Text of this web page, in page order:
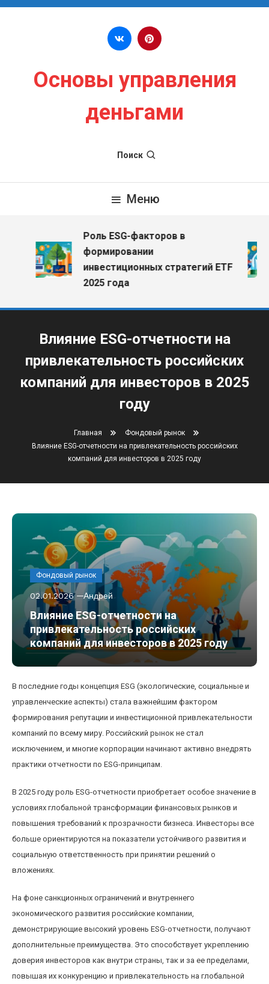
Перейти к содержимому
Основы управления
деньгами
Поиск
Меню
Роль ESG-факторов в
формировании
инвестиционных стратегий ETF
2025 года
Влияние ESG-отчетности на
привлекательность российских
компаний для инвесторов в 2025
году
Главная
Фондовый рынок
Влияние ESG-отчетности на привлекательность российских
компаний для инвесторов в 2025 году
Фондовый рынок
02.01.2026 Андрей
Влияние ESG-отчетности на
привлекательность российских
компаний для инвесторов в 2025 году
В последние годы концепция ESG (экологические, социальные и
управленческие аспекты) стала важнейшим фактором
формирования репутации и инвестиционной привлекательности
компаний по всему миру. Российский рынок не стал
исключением, и многие корпорации начинают активно внедрять
практики отчетности по ESG-принципам.
В 2025 году роль ESG-отчетности приобретает особое значение в
условиях глобальной трансформации финансовых рынков и
повышения требований к прозрачности бизнеса. Инвесторы все
больше ориентируются на показатели устойчивого развития и
социальную ответственность при принятии решений о
вложениях.
На фоне санкционных ограничений и внутреннего
экономического развития российские компании,
демонстрирующие высокий уровень ESG-отчетности, получают
дополнительные преимущества. Это способствует укреплению
доверия инвесторов как внутри страны, так и за ее пределами,
повышая их конкуренцию и привлекательность на глобальной